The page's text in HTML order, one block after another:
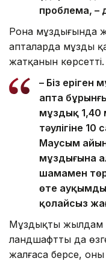
проблема, –
Рона мұздығында
апталарда мұздың
жатқанын көрсетті.
– Біз еріген
апта
мұздық 1,40
тәулігіне
Маусым
мұздығына
шамамен
өте
қолайсыз
Мұздықтың жылдам
ландшафтты да
жалғаса берсе, оның